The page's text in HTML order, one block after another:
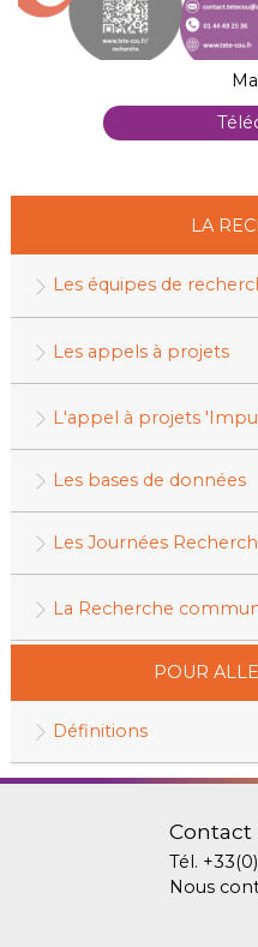
LA
Les équipes de
Les appels à projets
L'appel à projets
Les bases de données
Les Journées
La Recherche
POUR
Définitions
Contact
Tél.
Nous